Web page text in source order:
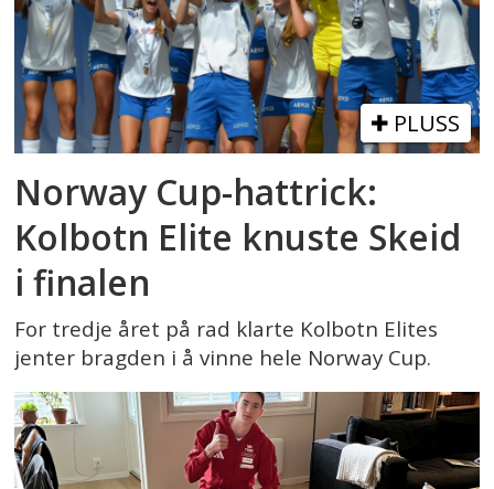
PLUSS
Norway Cup-hattrick:
Kolbotn Elite knuste Skeid
i finalen
For tredje året på rad klarte Kolbotn Elites
jenter bragden i å vinne hele Norway Cup.